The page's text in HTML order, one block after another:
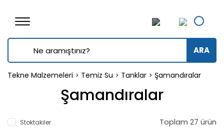
ARA
Tekne Malzemeleri Temiz Su Tanklar Şamandıralar
Şamandıralar
Stoktakiler Toplam 27 ürün